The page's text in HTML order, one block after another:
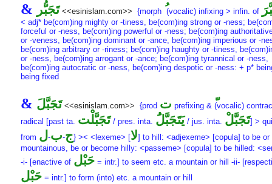
& تَجَبُّر <<esinislam.com>> {morph (vocalic) infixing > infin. of
< adj* be(com)ing mighty or -tiness, be(com)ing strong or -ness;
forceful or -ness, be(com)ing powerful or -ness; be(com)ing
or -veness, be(com)ing dominant or -ance, be(com)ing imperious or -
be(com)ing arbitrary or -riness; be(com)ing haughty or -tiness,
or -ness, be(com)ing arrogant or -ance; be(com)ing tyrannical or -ness,
be(com)ing autocratic or -ness, be(com)ing despotic or -ness: + p*
being fixed
& تَجَبَّلَ <<esinislam.com>> {prod ت prefixing & (vocalic)
radical [past ta. تَجَبَّلْت/ pres. inta. يَتَجَبَّلَُ / jus. inta. تَجَبَّلْ] >
from
ج-ب-ل } >< <lexeme> [لا] to hill: <adjexeme> [copula] to be or
mountainous, be or become hilly: <passeme> [copula] to be hilled:
-i- [enactive of حَبْل= intr.] to seem etc. a mountain or hill -ii-
حَبْل= intr.] to form (into) etc. a mountain or hill